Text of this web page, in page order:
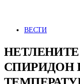
ВЕСТИ
СПИРИДОН